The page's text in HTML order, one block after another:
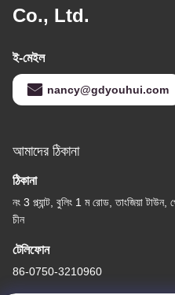
Co., Ltd.
ই-মেইল
nancy@gdyouhui.com
আমাদের ঠিকানা
ঠিকানা
নং 3 প্ল্যান্ট, বুলিং 1 ম রোড, তাংজিয়া টাউন,
চীন
টেলিফোন
86-0750-3210960